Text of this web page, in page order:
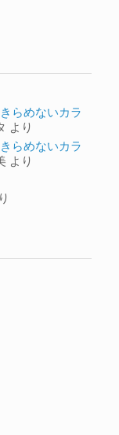
らめないカラ
より
らめないカラ
より